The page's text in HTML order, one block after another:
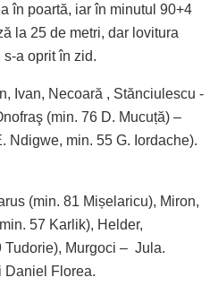
în poartă, iar în minutul 90+4
la 25 de metri, dar lovitura
s-a oprit în zid.
Ivan, Necoară , Stănciulescu -
(min. 76 D. Mucuță) –
Ndigwe, min. 55 G. Iordache).
(min. 81 Mișelaricu), Miron,
57 Karlik), Helder,
Tudorie), Murgoci – Jula.
Daniel Florea.